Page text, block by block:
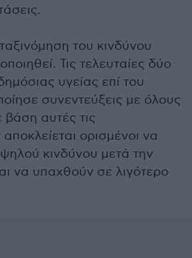
του κινδύνου
Τις τελευταίες δύο
υγείας επί του
συνεντεύξεις με όλους
αυτές τις
ορισμένοι να
κινδύνου μετά την
να υπαχθούν σε λιγότερο